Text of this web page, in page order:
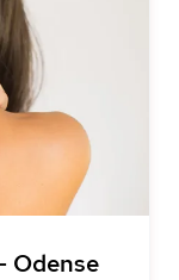
Odense